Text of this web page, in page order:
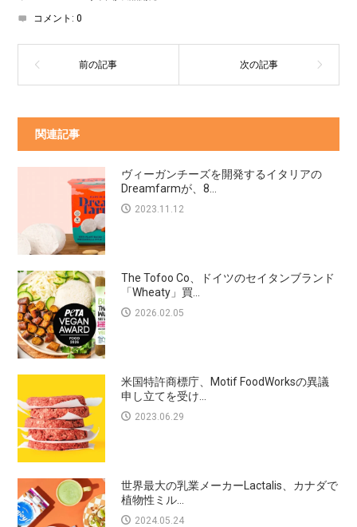
コメント:0
関連記事
ヴィーガンチーズを開発するイタリアの
Dreamfarmが、8...
2023.11.12
The Tofoo Co、ドイツのセイタンブランド
「Wheaty」買...
2026.02.05
米国特許商標庁、Motif FoodWorksの異議
申し立てを受け...
2023.06.29
世界最大の乳業メーカーLactalis、カナダで
植物性ミル...
2024.05.24